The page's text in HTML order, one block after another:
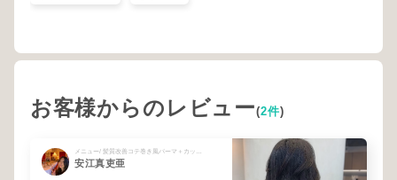
お客様からのレビュー(2件)
安江真吏亜